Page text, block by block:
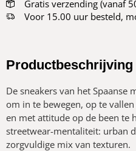
Gratis verzending (vanaf
Voor 15.00 uur besteld,
Productbeschrijving
De sneakers van het
om in te bewegen, op te
en met attitude op de been te
streetwear-mentaliteit: urban
zorgvuldige mix van texturen.